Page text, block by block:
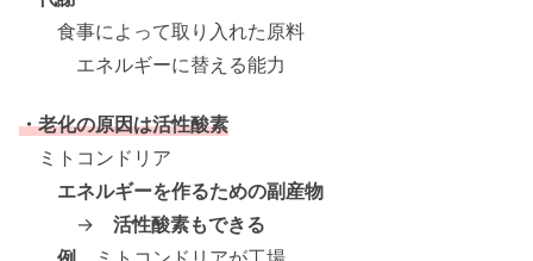
食事によって取り入れた原料
エネルギーに替える能力
・老化の原因は活性酸素
ミトコンドリア
エネルギーを作るための副産物
→ 活性酸素もできる